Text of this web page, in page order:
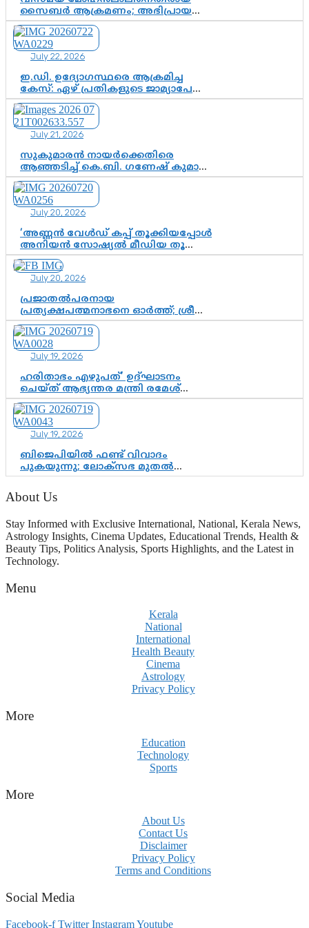
സൈബർ ആക്രമണം; അഭിപ്രായ
സ്വാതന്ത്ര്യത്തെ നിശ്ശബ്ദമാക്കുന്ന
ഡിജിറ്റൽ ഗുണ്ടായിസത്തിന് അറുതി
വേണം
July 22, 2026
ഇ.ഡി. ഉദ്യോഗസ്ഥരെ ആക്രമിച്ച
കേസ്: ഏഴ് പ്രതികളുടെ ജാമ്യാപേക്ഷ
വീണ്ടും തള്ളി; അന്വേഷണം തുടരാൻ
കോടതി അനുമതി
July 21, 2026
സുകുമാരൻ നായർക്കെതിരെ
ആഞ്ഞടിച്ച് കെ.ബി. ഗണേഷ് കുമാർ,
വി.ഡി. സതീശന് പൂർണ പിന്തുണ
July 20, 2026
‘അണ്ണൻ വേൾഡ് കപ്പ് തൂക്കിയപ്പോൾ
അനിയൻ സോഷ്യൽ മീഡിയ തൂക്കി’;
ലാമിൻ യമാലിന്റെ
കിരീടധാരണത്തിനിടെ
ശ്രദ്ധാകേന്ദ്രമായി മൂന്ന് വയസ്സുകാരൻ
ചുണക്കുട്ടൻ
July 20, 2026
പ്രജാതൽപരനായ
പ്രത്യക്ഷപത്മനാഭനെ ഓർത്ത്; ശ്രീ
ചിത്തിര തിരുനാൾ മഹാരാജാവിന്റെ
35-ാം നാടുനീങ്ങൽ ദിനം ഇന്ന്
July 19, 2026
ഹരിതാഭം എഴുപത്’ ഉദ്ഘാടനം
ചെയ്ത് ആഭ്യന്തര മന്ത്രി രമേശ്
ചെന്നിത്തല; ആർ. ഹരികുമാറിന്റെ
സപ്തതി ആഘോഷങ്ങൾക്ക്
പ്രൗഢമായ തുടക്കം
July 19, 2026
ബിജെപിയിൽ ഫണ്ട് വിവാദം
പുകയുന്നു; ലോക്സഭ മുതൽ
നിയമസഭ വരെ 140 മണ്ഡലങ്ങളിലെ
ഫണ്ട് വിനിയോഗം
പരിശോധിക്കുമോ? കേന്ദ്രത്തിനും
ഘടകത്തോട് അതൃപ്തി
About Us
Stay Informed with Exclusive International, National, Kerala News,
Astrology Insights, Cinema Updates, Educational Trends, Health &
Beauty Tips, Politics Analysis, Sports Highlights, and the Latest in
Technology.
Menu
Kerala
National
International
Health Beauty
Cinema
Astrology
Privacy Policy
More
Education
Technology
Sports
More
About Us
Contact Us
Disclaimer
Privacy Policy
Terms and Conditions
Social Media
Facebook-f Twitter InstagramYoutube